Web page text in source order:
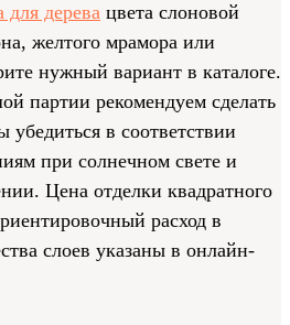
для дерева цвета слоновой
желтого мрамора или
нужный вариант в каталоге.
партии рекомендуем сделать
в соответствии
при солнечном свете и
Цена отделки квадратного
расход в
слоев указаны в онлайн-